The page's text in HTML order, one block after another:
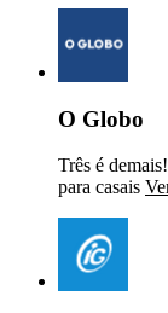
O Globo
Três é
para casais